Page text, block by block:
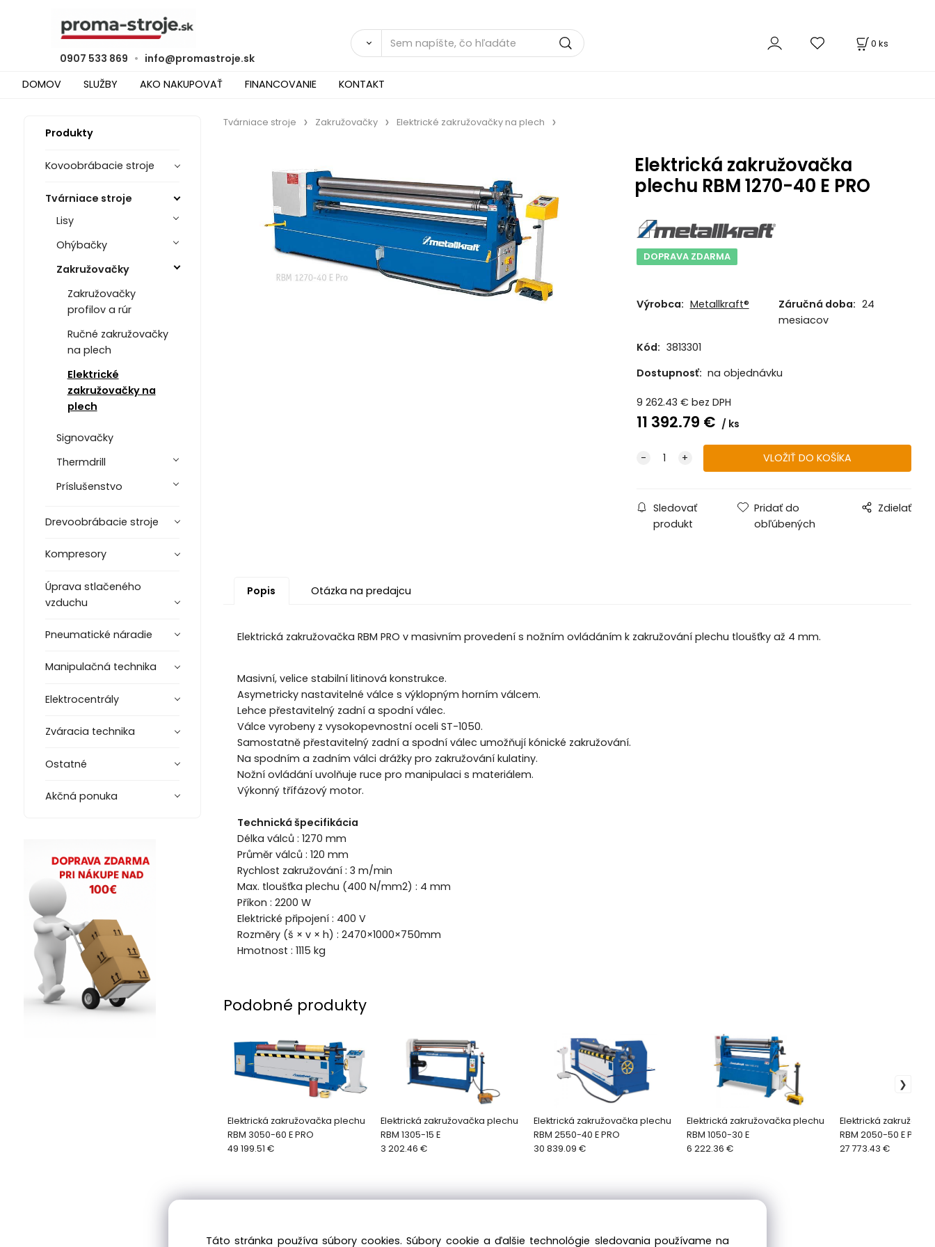
0907 533 869 • info@promastroje.sk
0 ks
DOMOV SLUŽBY AKO NAKUPOVAŤ FINANCOVANIE KONTAKT
Produkty
Kovoobrábacie stroje
Tvárniace stroje
Lisy
Ohýbačky
Zakružovačky
Zakružovačky
profilov a rúr
Ručné zakružovačky
na plech
Elektrické
zakružovačky na
plech
Signovačky
Thermdrill
Príslušenstvo
Drevoobrábacie stroje
Kompresory
Úprava stlačeného
vzduchu
Pneumatické náradie
Manipulačná technika
Elektrocentrály
Zváracia technika
Ostatné
Akčná ponuka
Tvárniace stroje Zakružovačky Elektrické zakružovačky na plech
Elektrická zakružovačka
plechu RBM 1270-40 E PRO
DOPRAVA ZDARMA
Výrobca: Metallkraft® Záručná doba: 24
mesiacov
Kód: 3813301
Dostupnosť: na objednávku
9 262.43 € bez DPH
11 392.79 € ks
Sledovať
produkt
Pridať do
obľúbených
Zdielať
Popis Otázka na predajcu
Elektrická zakružovačka RBM PRO v masivním provedení s nožním ovládáním k zakružování plechu tloušťky až 4 mm.
Masivní, velice stabilní litinová konstrukce.
Asymetricky nastavitelné válce s výklopným horním válcem.
Lehce přestavitelný zadní a spodní válec.
Válce vyrobeny z vysokopevnostní oceli ST-1050.
Samostatně přestavitelný zadní a spodní válec umožňují kónické zakružování.
Na spodním a zadním válci drážky pro zakružování kulatiny.
Nožní ovládání uvolňuje ruce pro manipulaci s materiálem.
Výkonný třífázový motor.
Technická špecifikácia
Délka válců : 1270 mm
Průměr válců : 120 mm
Rychlost zakružování : 3 m/min
Max. tloušťka plechu (400 N/mm2) : 4 mm
Příkon : 2200 W
Elektrické připojení : 400 V
Rozměry (š × v × h) : 2470×1000×750mm
Hmotnost : 1115 kg
Podobné produkty
Elektrická zakružovačka plechu
RBM 3050-60 E PRO
49 199.51 €
Elektrická zakružovačka plechu
RBM 1305-15 E
3 202.46 €
Elektrická zakružovačka plechu
RBM 2550-40 E PRO
30 839.09 €
Elektrická zakružovačka plechu
RBM 1050-30 E
6 222.36 €
Elektrická
RBM 2050-50 E PRO
27 773.43 €
Táto stránka používa súbory cookies. Súbory cookie a ďalšie technológie sledovania používame na